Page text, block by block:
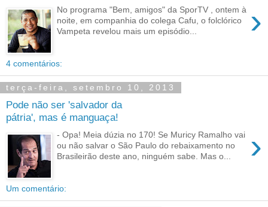
›
No programa "Bem, amigos" da SporTV , ontem à
noite, em companhia do colega Cafu, o folclórico
Vampeta revelou mais um episódio...
4 comentários:
terça-feira, setembro 10, 2013
Pode não ser 'salvador da
pátria', mas é manguaça!
›
- Opa! Meia dúzia no 170! Se Muricy Ramalho vai
ou não salvar o São Paulo do rebaixamento no
Brasileirão deste ano, ninguém sabe. Mas o...
Um comentário: